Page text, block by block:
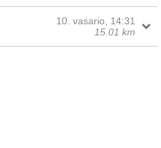
10. vasario, 14:31
15.01 km